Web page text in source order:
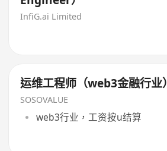
InfiG.ai Limited
运维工程师（web3金融行业）
SOSOVALUE
web3行业，工资按u结算